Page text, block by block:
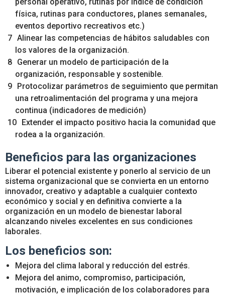
física, rutinas para conductores, planes semanales,
eventos deportivo recreativos etc.)
Alinear las competencias de hábitos saludables con
los valores de la organización.
Generar un modelo de participación de la
organización, responsable y sostenible.
Protocolizar parámetros de seguimiento que permitan
una retroalimentación del programa y una mejora
continua (indicadores de medición)
Extender el impacto positivo hacia la comunidad que
rodea a la organización.
Beneficios para las organizaciones
Liberar el potencial existente y ponerlo al servicio de un
sistema organizacional que se convierta en un entorno
innovador, creativo y adaptable a cualquier contexto
económico y social y en definitiva convierte a la
organización en un modelo de bienestar laboral
alcanzando niveles excelentes en sus condiciones
laborales.
Los beneficios son:
Mejora del clima laboral y reducción del estrés.
Mejora del animo, compromiso, participación,
motivación, e implicación de los colaboradores para